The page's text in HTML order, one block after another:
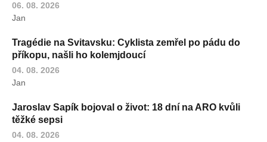
06. 08. 2026
Jan
Tragédie na Svitavsku: Cyklista zemřel po pádu do
příkopu, našli ho kolemjdoucí
04. 08. 2026
Jan
Jaroslav Sapík bojoval o život: 18 dní na ARO kvůli
těžké sepsi
04. 08. 2026